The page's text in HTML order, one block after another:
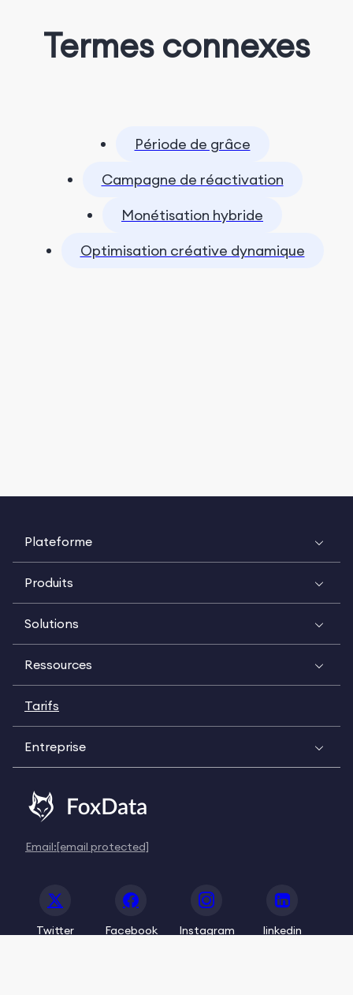
Termes connexes
Période de grâce
Campagne de réactivation
Monétisation hybride
Optimisation créative dynamique
Plateforme
Produits
Solutions
Ressources
Tarifs
Entreprise
Email:[email protected]
Twitter Facebook Instagram linkedin